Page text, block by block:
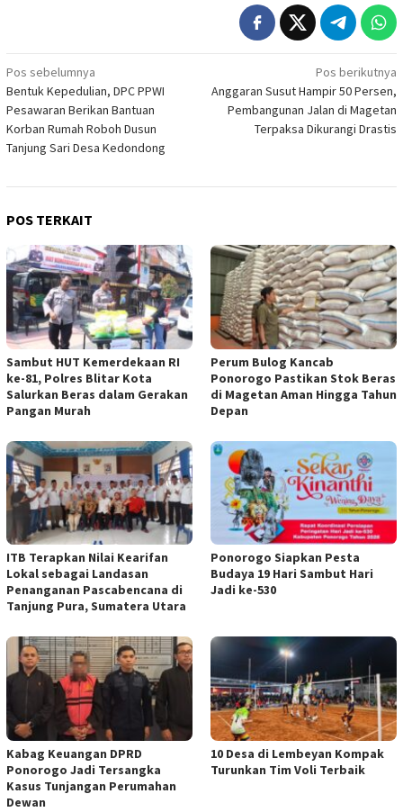
Navigasi
pos
Pos sebelumnya
Bentuk Kepedulian, DPC PPWI
Pesawaran Berikan Bantuan
Korban Rumah Roboh Dusun
Tanjung Sari Desa Kedondong
Pos berikutnya
Anggaran Susut Hampir 50 Persen,
Pembangunan Jalan di Magetan
Terpaksa Dikurangi Drastis
POS TERKAIT
Sambut HUT Kemerdekaan RI
ke-81, Polres Blitar Kota
Salurkan Beras dalam Gerakan
Pangan Murah
Perum Bulog Kancab
Ponorogo Pastikan Stok Beras
di Magetan Aman Hingga Tahun
Depan
ITB Terapkan Nilai Kearifan
Lokal sebagai Landasan
Penanganan Pascabencana di
Tanjung Pura, Sumatera Utara
Ponorogo Siapkan Pesta
Budaya 19 Hari Sambut Hari
Jadi ke-530
Kabag Keuangan DPRD
Ponorogo Jadi Tersangka
Kasus Tunjangan Perumahan
Dewan
10 Desa di Lembeyan Kompak
Turunkan Tim Voli Terbaik